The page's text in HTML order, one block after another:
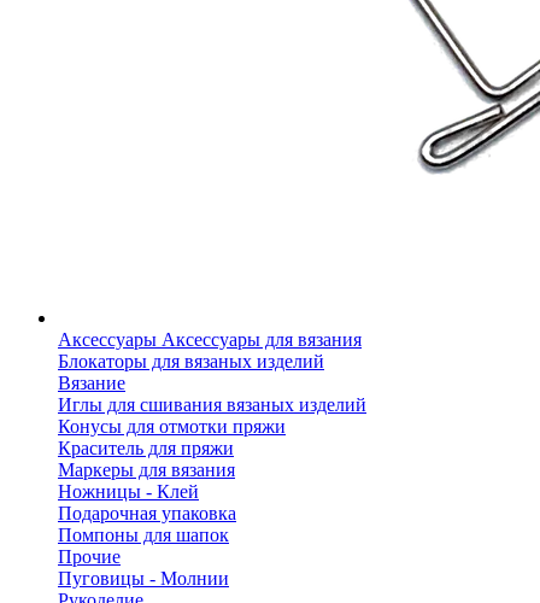
Аксессуары Аксессуары для вязания
Блокаторы для вязаных изделий
Вязание
Иглы для сшивания вязаных изделий
Конусы для отмотки пряжи
Краситель для пряжи
Маркеры для вязания
Ножницы - Клей
Подарочная упаковка
Помпоны для шапок
Прочие
Пуговицы - Молнии